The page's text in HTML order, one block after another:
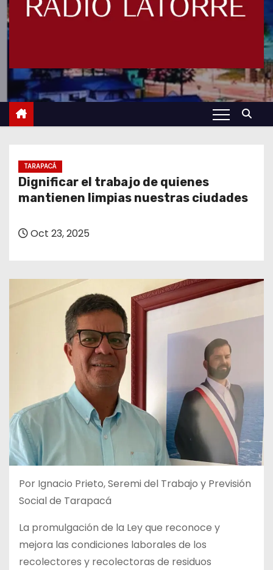
TARAPACÁ
Dignificar el trabajo de quienes
mantienen limpias nuestras ciudades
Oct 23, 2025
Por Ignacio Prieto, Seremi del Trabajo y Previsión
Social de Tarapacá
La promulgación de la Ley que reconoce y
mejora las condiciones laborales de los
recolectores y recolectoras de residuos